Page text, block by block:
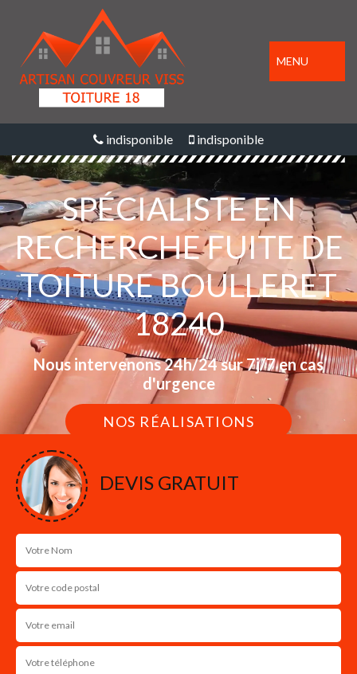
MENU
indisponible indisponible
SPÉCIALISTE EN
RECHERCHE FUITE DE
TOITURE BOULLERET
18240
Nous intervenons 24h/24 sur 7j/7 en cas
d'urgence
NOS RÉALISATIONS
DEVIS GRATUIT